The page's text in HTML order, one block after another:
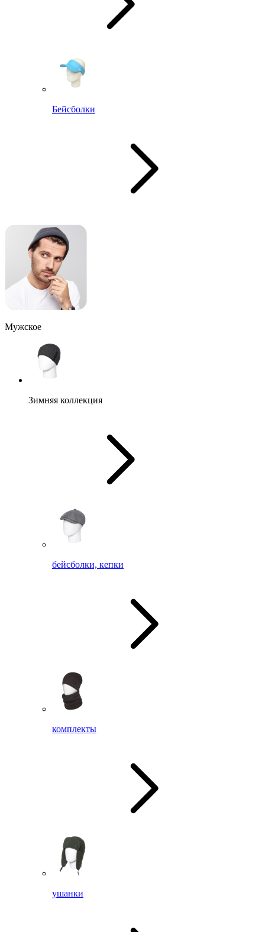
Бейсболки
Мужское
Зимняя коллекция
бейсболки, кепки
комплекты
ушанки